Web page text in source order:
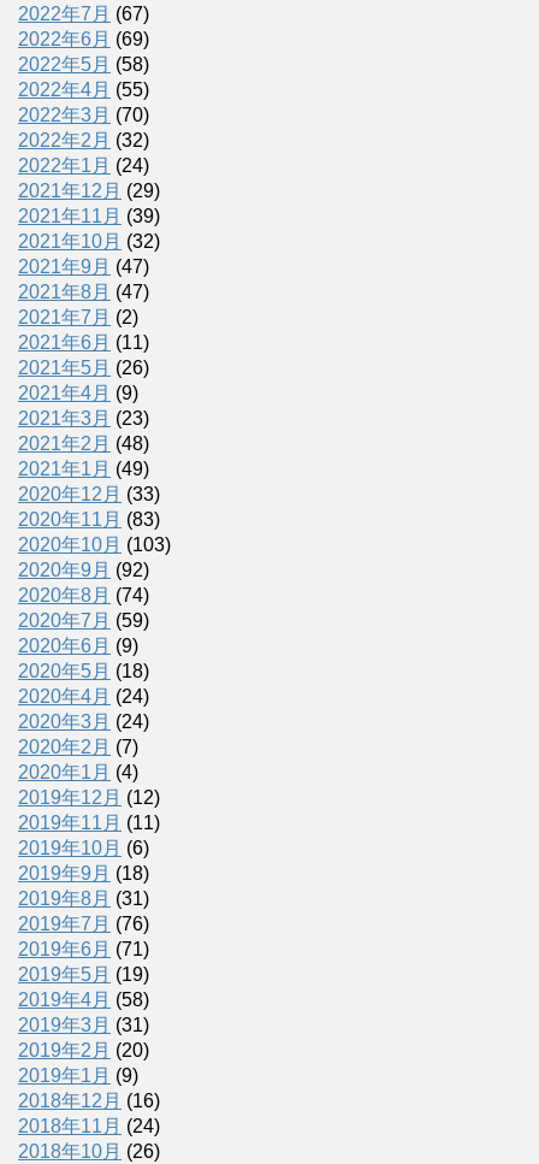
2022年7月 (67)
2022年6月 (69)
2022年5月 (58)
2022年4月 (55)
2022年3月 (70)
2022年2月 (32)
2022年1月 (24)
2021年12月 (29)
2021年11月 (39)
2021年10月 (32)
2021年9月 (47)
2021年8月 (47)
2021年7月 (2)
2021年6月 (11)
2021年5月 (26)
2021年4月 (9)
2021年3月 (23)
2021年2月 (48)
2021年1月 (49)
2020年12月 (33)
2020年11月 (83)
2020年10月 (103)
2020年9月 (92)
2020年8月 (74)
2020年7月 (59)
2020年6月 (9)
2020年5月 (18)
2020年4月 (24)
2020年3月 (24)
2020年2月 (7)
2020年1月 (4)
2019年12月 (12)
2019年11月 (11)
2019年10月 (6)
2019年9月 (18)
2019年8月 (31)
2019年7月 (76)
2019年6月 (71)
2019年5月 (19)
2019年4月 (58)
2019年3月 (31)
2019年2月 (20)
2019年1月 (9)
2018年12月 (16)
2018年11月 (24)
2018年10月 (26)